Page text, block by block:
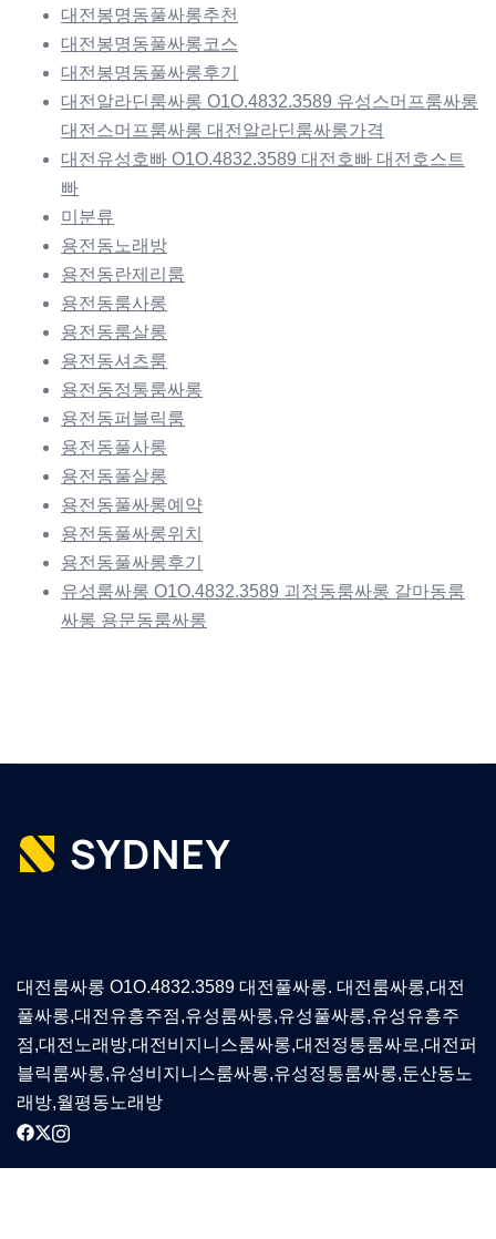
대전봉명동풀싸롱추천
대전봉명동풀싸롱코스
대전봉명동풀싸롱후기
대전알라딘룸싸롱 O1O.4832.3589 유성스머프룸싸롱
대전스머프룸싸롱 대전알라딘룸싸롱가격
대전유성호빠 O1O.4832.3589 대전호빠 대전호스트
빠
미분류
용전동노래방
용전동란제리룸
용전동룸사롱
용전동룸살롱
용전동셔츠룸
용전동정통룸싸롱
용전동퍼블릭룸
용전동풀사롱
용전동풀살롱
용전동풀싸롱예약
용전동풀싸롱위치
용전동풀싸롱후기
유성룸싸롱 O1O.4832.3589 괴정동룸싸롱 갈마동룸
싸롱 용문동룸싸롱
대전룸싸롱 O1O.4832.3589 대전풀싸롱. 대전룸싸롱,대전
풀싸롱,대전유흥주점,유성룸싸롱,유성풀싸롱,유성유흥주
점,대전노래방,대전비지니스룸싸롱,대전정통룸싸로,대전퍼
블릭룸싸롱,유성비지니스룸싸롱,유성정통룸싸롱,둔산동노
래방,월평동노래방